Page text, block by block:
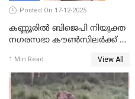
Posted On 17-12-2025
കണ്ണൂരിൽ ബിജെപി നിയുക്ത
നഗരസഭാ കൗൺസിലർക്ക് 36
1 Min Read View All